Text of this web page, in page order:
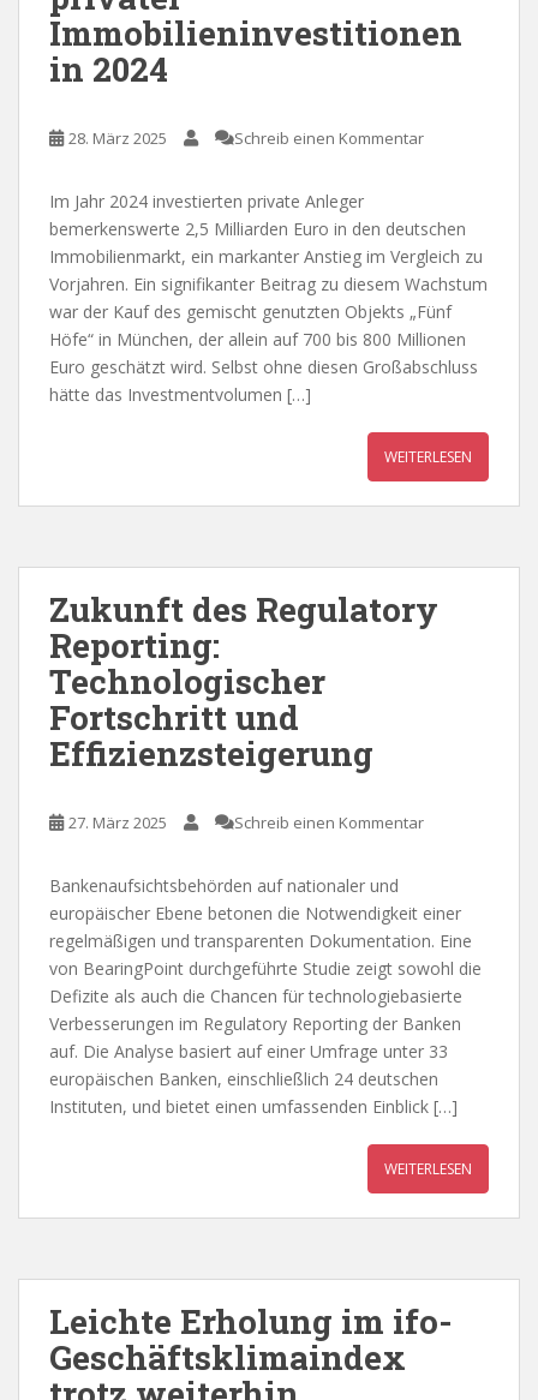
Immobilieninvestitionen
in 2024
28. März 2025 Schreib einen Kommentar
Im Jahr 2024 investierten private Anleger
bemerkenswerte 2,5 Milliarden Euro in den deutschen
Immobilienmarkt, ein markanter Anstieg im Vergleich zu
Vorjahren. Ein signifikanter Beitrag zu diesem Wachstum
war der Kauf des gemischt genutzten Objekts „Fünf
Höfe“ in München, der allein auf 700 bis 800 Millionen
Euro geschätzt wird. Selbst ohne diesen Großabschluss
hätte das Investmentvolumen […]
WEITERLESEN
Zukunft des Regulatory
Reporting:
Technologischer
Fortschritt und
Effizienzsteigerung
27. März 2025 Schreib einen Kommentar
Bankenaufsichtsbehörden auf nationaler und
europäischer Ebene betonen die Notwendigkeit einer
regelmäßigen und transparenten Dokumentation. Eine
von BearingPoint durchgeführte Studie zeigt sowohl die
Defizite als auch die Chancen für technologiebasierte
Verbesserungen im Regulatory Reporting der Banken
auf. Die Analyse basiert auf einer Umfrage unter 33
europäischen Banken, einschließlich 24 deutschen
Instituten, und bietet einen umfassenden Einblick […]
WEITERLESEN
Leichte Erholung im ifo-
Geschäftsklimaindex